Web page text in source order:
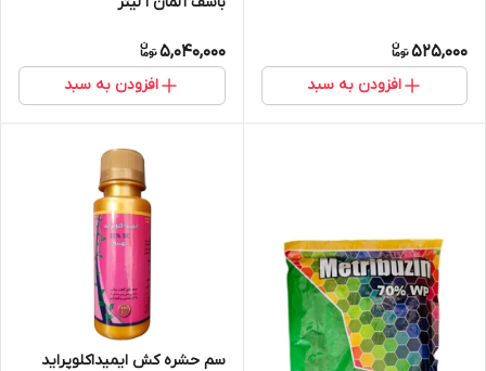
525,000
افزودن به سبد
5,040,000
افزودن به سبد
سم حشره کش ایمیداکلوپراید